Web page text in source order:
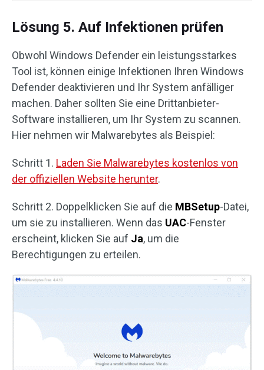
Lösung 5. Auf Infektionen prüfen
Obwohl Windows Defender ein leistungsstarkes
Tool ist, können einige Infektionen Ihren Windows
Defender deaktivieren und Ihr System anfälliger
machen. Daher sollten Sie eine Drittanbieter-
Software installieren, um Ihr System zu scannen.
Hier nehmen wir Malwarebytes als Beispiel:
Schritt 1. Laden Sie Malwarebytes kostenlos von
der offiziellen Website herunter.
Schritt 2. Doppelklicken Sie auf die MBSetup-Datei,
um sie zu installieren. Wenn das UAC-Fenster
erscheint, klicken Sie auf Ja, um die
Berechtigungen zu erteilen.